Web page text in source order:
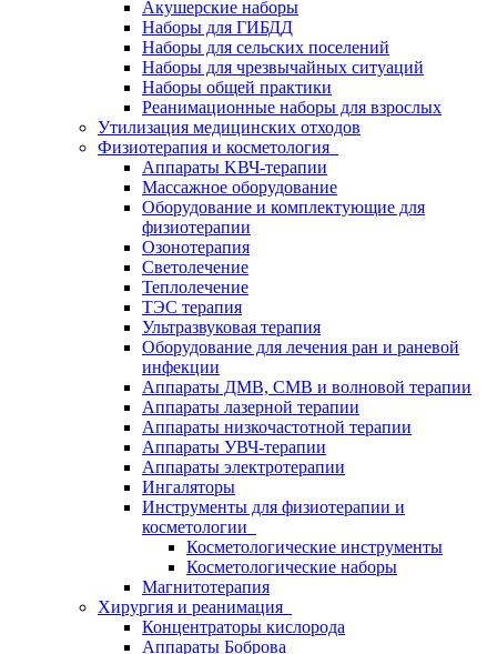
Акушерские наборы
Наборы для ГИБДД
Наборы для сельских поселений
Наборы для чрезвычайных ситуаций
Наборы общей практики
Реанимационные наборы для взрослых
Утилизация медицинских отходов
Физиотерапия и косметология
Аппараты KВЧ-терапии
Массажное оборудование
Оборудование и комплектующие для
физиотерапии
Озонотерапия
Светолечение
Теплолечение
ТЭС терапия
Ультразвуковая терапия
Оборудование для лечения ран и раневой
инфекции
Аппараты ДМВ, СМВ и волновой терапии
Аппараты лазерной терапии
Аппараты низкочастотной терапии
Аппараты УВЧ-терапии
Аппараты электротерапии
Ингаляторы
Инструменты для физиотерапии и
косметологии
Косметологические инструменты
Косметологические наборы
Магнитотерапия
Хирургия и реанимация
Концентраторы кислорода
Аппараты Боброва